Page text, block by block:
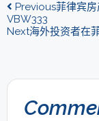
Previous菲律宾
VBW333
Next海外投资者在